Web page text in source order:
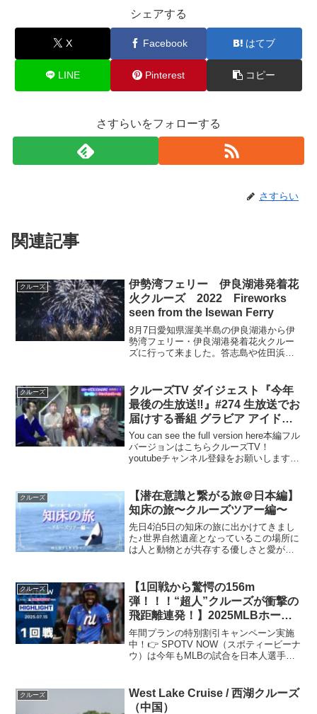
シェアする
X Facebook はてブ
LINE Pinterest コピー
さすらいをフォローする
さすらい
関連記事
クルーズ
伊勢湾フェリー 伊良湖港発着花
火クルーズ 2022 Fireworks
seen from the Isewan Ferry
8月7日愛知県渥美半島の伊良湖港から伊
勢湾フェリー・伊良湖港発着花火クルー
ズに行って来ました。答志島や佐田浜の
る遊びや、マジックショー、飲食も楽し
めます。中学生以上2,...
クルーズ
クルーズTV ダイジェスト『今年
最後の生放送‼️』#274 生放送でお
届けする番組 グラビア アイドル
モデル 出演者 今色彩夏 日向菊り
んか りなさな 森田武博
You can see the full version here本編フル
バージョンはこちらクルーズTV！
youtubeチャンネル登録をお願いします■
クルーズ
【潜在意識と繋がる旅＠日本編】
知床の旅〜クルーズツアー編〜
先日4泊5日の知床の旅に出かけてきまし
た♪世界自然遺産となっているこの場所に
は人と動物とが共存する優しさと愛が溢
に還り、とても癒されました♡そんな感
動の瞬間をお裾分け。...
クルーズ
【1回戦から驚愕の156m
弾！！！“超人”クルーズが衝撃の
飛距離連発！】2025MLBホーム
ランダービーはSPOTVNOWで無
料配信中！
年間プランの特別割引キャンペーン実施
中！👉 SPOTV NOW（スポティービーナ
ウ）は今年もMLBの試合を日本人選手所
ト・インタビューなどのコンテンツを視
聴可能🙌---...
クルーズ
West Lake Cruise / 西湖クルーズ
（中国）